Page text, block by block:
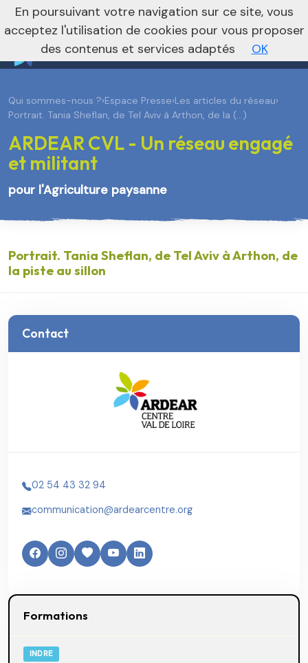
Je m’abonne à la newsletter foncière Vers le site national
Qui sommes-nous ?›Espace Presse›Les articles du réseau›
Portrait. Tania Sheflan, de Tel Aviv à Arthon, de la (…)
ARDEAR CVL - Un réseau engagé
et militant
pour l'Agriculture paysanne
Portrait. Tania Sheflan, de Tel Aviv à Arthon, de
la piste au sillon
Contact
02 54 43 32 94
communication@ardearcentre.org
Formations
INDRE
En poursuivant votre navigation sur ce site, vous
acceptez l'utilisation de cookies pour vous proposer
des contenus et services adaptés
OK